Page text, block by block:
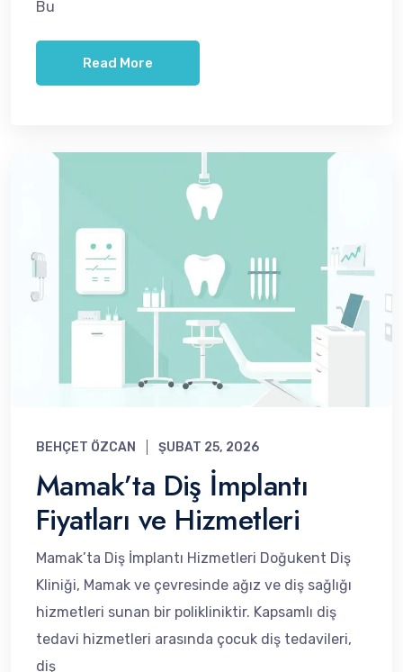
Bu
Read More
BEHÇET ÖZCAN ŞUBAT 25, 2026
Mamak’ta Diş İmplantı
Fiyatları ve Hizmetleri
Mamak’ta Diş İmplantı Hizmetleri Doğukent Diş
Kliniği, Mamak ve çevresinde ağız ve diş sağlığı
hizmetleri sunan bir polikliniktir. Kapsamlı diş
tedavi hizmetleri arasında çocuk diş tedavileri,
diş